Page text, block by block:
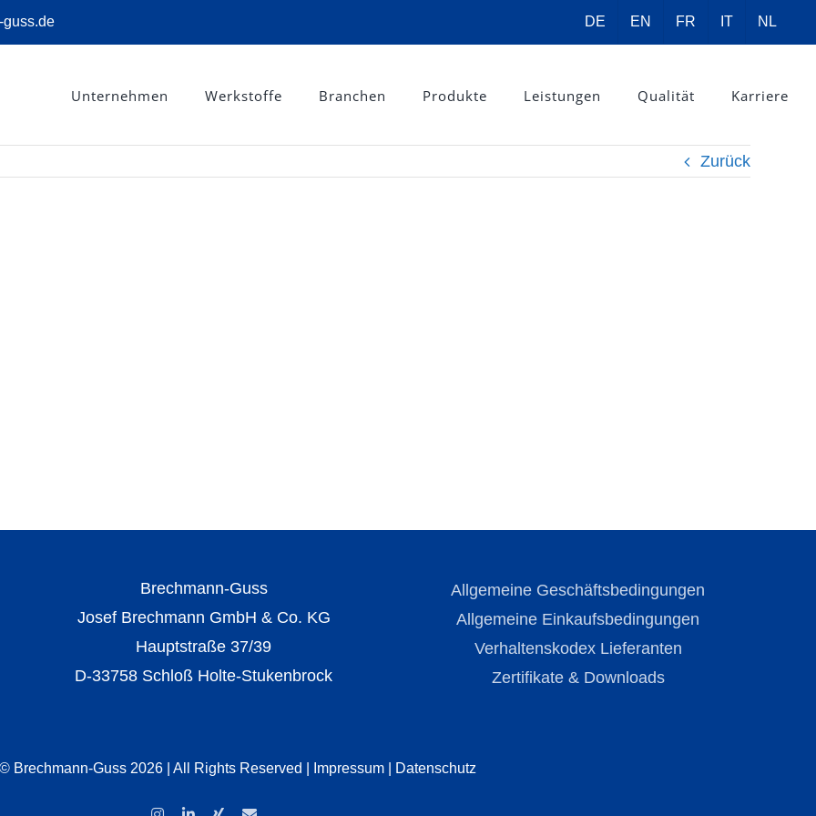
guss.de DE EN FR IT NL
Unternehmen Werkstoffe Branchen Produkte Leistungen Qualität Karriere
Zurück
Brechmann-Guss
Josef Brechmann GmbH & Co. KG
Hauptstraße 37/39
D-33758 Schloß Holte-Stukenbrock
Allgemeine Geschäftsbedingungen
Allgemeine Einkaufsbedingungen
Verhaltenskodex Lieferanten
Zertifikate & Downloads
Brechmann-Guss 2026 | All Rights Reserved | Impressum| Datenschutz